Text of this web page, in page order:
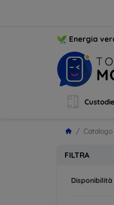
Energia
Catalogo
FILTRA
Disponibilità